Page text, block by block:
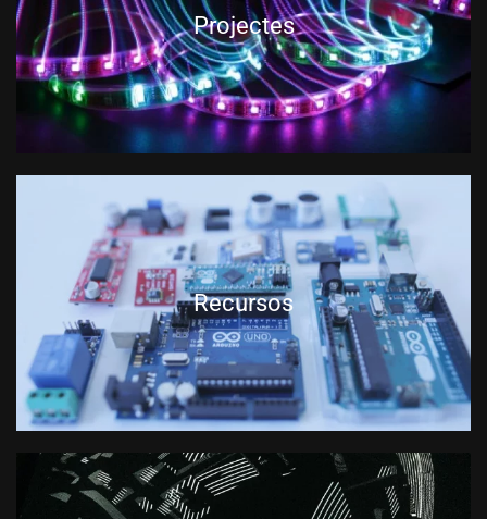
Projectes
Recursos